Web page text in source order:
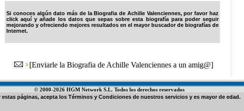
Si conoces algún dato más de la Biografia de Achille Valenciennes, por favor haz
click aquí y añade los datos que sepas sobre esta biografía para poder seguir
mejorando y ofreciendo mejores resultados en el mayor buscador de biografías de
Internet.
[Enviarle la Biografia de Achille Valenciennes a un amig@]
© 2000-2026 HGM Network S.L. Todos los derechos reservados
estas páginas, acepta los Términos y Condiciones de nuestros servicios y es mayor de edad.